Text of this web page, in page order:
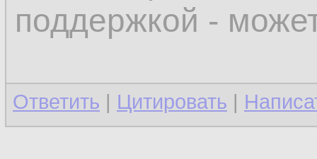
поддержкой -
Ответить | Цитировать |